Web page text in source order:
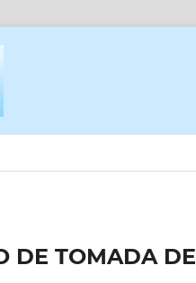
DE TOMADA DE